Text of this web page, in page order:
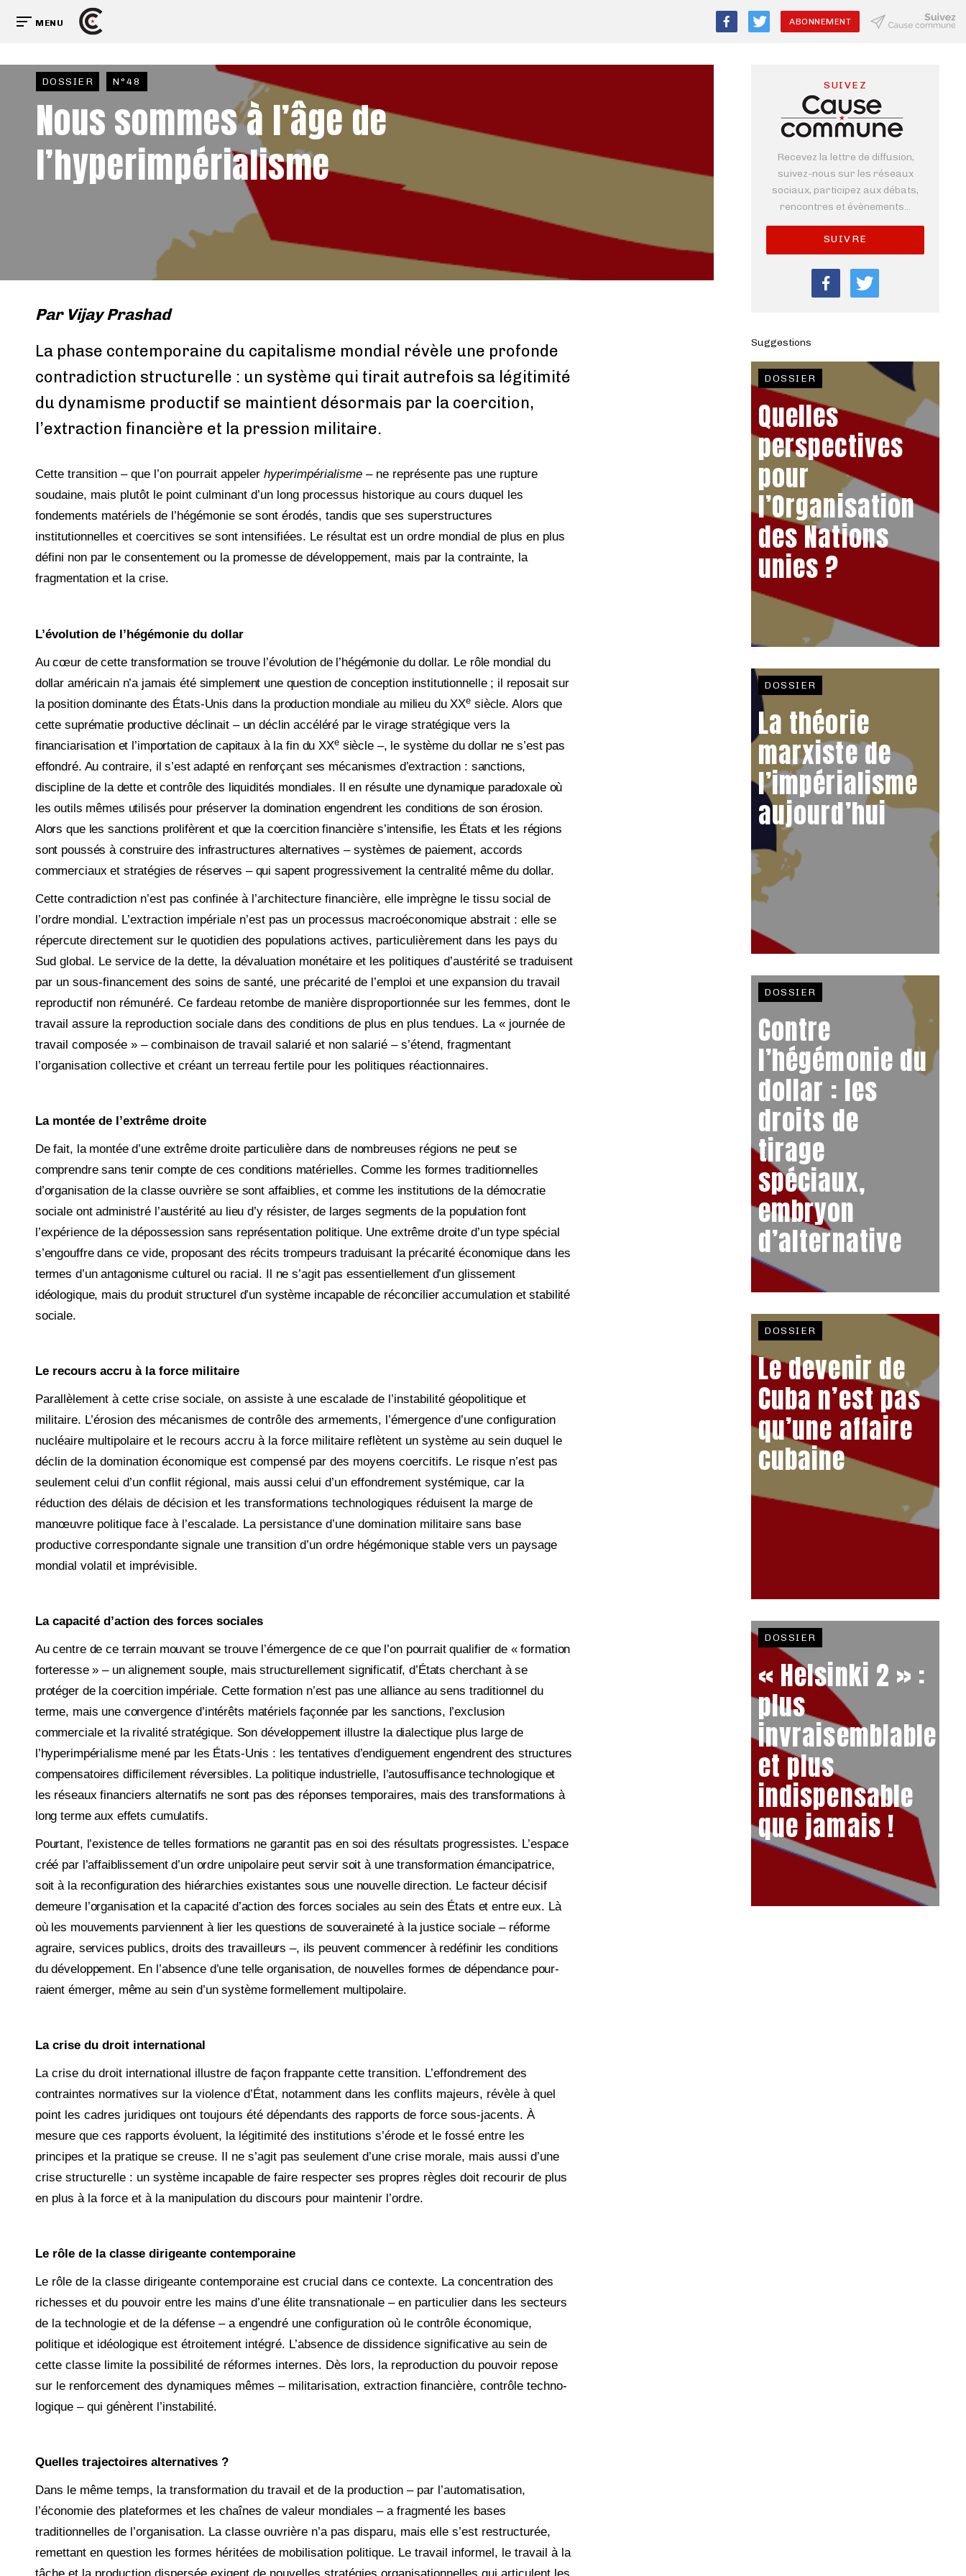
MENU ABONNEMENT
DOSSIER N°48
Nous sommes à l’âge de
l’hyperimpérialisme
Par Vijay Prashad
La phase contemporaine du capitalisme mondial révèle une profonde
contradiction structurelle : un système qui tirait autrefois sa légitimité
du dynamisme productif se maintient désormais par la coercition,
l’extraction financière et la pression militaire.
Cette transition – que l’on pourrait appeler hyperimpérialisme– ne représente pas une rupture
soudaine, mais plutôt le point culmi­nant d’un long processus historique au cours duquel les
fondements matériels de l’hégémonie se sont érodés, tandis que ses super­structures
institutionnelles et coercitives se sont intensifiées. Le résultat est un ordre mondial de plus en plus
défini non par le consentement ou la promesse de développement, mais par la contrainte, la
fragmentation et la crise.
L’évolution de l’hégémonie du dollar
Au cœur de cette transformation se trouve l’évolution de l’hégémonie du dollar. Le rôle mondial du
dollar américain n’a jamais été simplement une question de conception institutionnelle ; il reposait sur
la position dominante des États-Unis dans la production mondiale au milieu du XXe siècle. Alors que
cette suprématie productive déclinait ­– un déclin accéléré par le virage stratégique vers la
financiarisation et l’importation de capitaux à la fin du XXesiècle –, le système du dollar ne s’est pas
effondré. Au contraire, il s’est adapté en renforçant ses mécanismes d’extraction : sanctions,
discipline de la dette et contrôle des liquidités mondiales. Il en résulte une dynamique paradoxale où
les outils mêmes utilisés pour préserver la domination engendrent les conditions de son érosion.
Alors que les sanctions prolifèrent et que la coercition financière s’intensifie, les États et les régions
sont poussés à construire des infrastructures alternatives – systèmes de paiement, accords
commerciaux et stratégies de réserves – qui sapent progressivement la centralité même du dollar.
Cette contradiction n’est pas confinée à l’architecture financière, elle imprègne le tissu social de
l’ordre mondial. L’extraction impériale n’est pas un processus macroéconomique abstrait : elle se
répercute directement sur le quotidien des populations actives, particulièrement dans les pays du
Sud global. Le service de la dette, la dévaluation monétaire et les politiques d’austérité se traduisent
par un sous-financement des soins de ­santé, une précarité de l’emploi et une expansion du travail
reproductif non rémunéré. Ce fardeau retombe de manière disproportionnée sur les femmes, dont le
travail assure la reproduction sociale dans des conditions de plus en plus tendues. La « journée de
travail composée » – combinaison de travail salarié et non salarié – s’étend, fragmentant
l’organisation collective et créant un terreau fertile pour les politiques réactionnaires.
La montée de l’extrême droite
De fait, la montée d’une extrême droite particulière dans de nombreuses régions ne peut se
comprendre­ sans tenir compte de ces conditions matérielles. Comme les formes traditionnelles
d’organisation de la classe ouvrière se sont affaiblies, et comme les institutions de la démocratie
sociale ont administré l’austérité au lieu d’y résister, de larges segments de la population font
l’expérience de la dépossession sans représentation politique. Une extrême droite d’un type spécial
s’engouffre dans ce vide, proposant des récits trompeurs traduisant la précarité économique dans les
termes d’un antagonisme culturel ou racial. Il ne s’agit pas essentiellement d’un glissement
idéologique, mais du produit structurel d’un système incapable de réconcilier accumulation et stabilité
sociale.
Le recours accru à la force militaire
Parallèlement à cette crise sociale, on assiste à une escalade de l’instabilité géopolitique et
militaire. L’érosion des mécanismes de contrôle des armements, l’émergence d’une configuration
nucléaire multipolaire et le recours accru à la force militaire reflètent un système au sein duquel le
déclin de la domination économique est compensé par des moyens coercitifs. Le risque n’est pas
seulement celui d’un conflit régional, mais aussi celui d’un effondrement systémique, car la
réduction des délais de décision et les transformations technologiques réduisent la marge de
manœuvre politique face à l’escalade. La persistance d’une domination militaire sans base
productive correspondante signale une transition d’un ordre hégémonique stable vers un paysage
mondial volatil et imprévisible.
La capacité d’action des forces sociales
Au centre de ce terrain mouvant se trouve l’émer­gence de ce que l’on pourrait qualifier de « formation
forteresse » – un alignement souple, mais structurellement significatif, d’États cherchant à se
protéger de la coercition impériale. Cette formation n’est pas une alliance au sens traditionnel du
terme, mais une convergence d’intérêts matériels façonnée par les sanctions, l’exclusion
commerciale et la rivalité stratégique. Son développement illustre la dialectique plus large de
l’hyperimpérialisme mené par les États-Unis : les tentatives d’endiguement engendrent des structures
compensatoires difficilement réversibles. La politique industrielle, l’autosuffisance technologique et
les réseaux financiers alternatifs ne sont pas des réponses temporaires, mais des transformations à
long terme aux effets cumulatifs.
Pourtant, l’existence de telles formations ne garantit pas en soi des résultats progressistes. L’espace
créé par l’affaiblissement d’un ordre unipolaire peut servir soit à une transformation émancipa­trice,
soit à la reconfiguration des hiérarchies existantes sous une nouvelle direction. Le facteur décisif
demeure l’organisation et la capacité d’action des forces sociales au sein des États et entre eux. Là
où les mouvements parviennent à lier les questions de souveraineté à la justice sociale – réforme
agraire, services publics, droits des travailleurs –, ils peuvent commencer à redéfinir les conditions
du développement. En l’absence d’une telle orga­nisation, de nouvelles formes de dépendance pour­
raient émerger, même au sein d’un système formel­lement multipolaire.
La crise du droit international
La crise du droit international illustre de façon frappante cette transition. L’effondrement des
contraintes normatives sur la violence d’État, notam­ment dans les conflits majeurs, révèle à quel
point les cadres juridiques ont toujours été dépendants des rapports de force sous-jacents. À
mesure que ces rapports évoluent, la légitimité des institutions s’érode et le fossé entre les
principes et la pratique se creuse. Il ne s’agit pas seulement d’une crise morale, mais aussi d’une
crise structurelle : un système incapable de faire respecter ses propres règles doit recourir de plus
en plus à la force et à la manipulation du discours pour maintenir l’ordre.
Le rôle de la classe dirigeante contemporaine
Le rôle de la classe dirigeante contemporaine est crucial dans ce contexte. La concentration des
richesses et du pouvoir entre les mains d’une élite transnationale – en particulier dans les secteurs
de la technologie et de la défense – a engendré une configuration où le contrôle économique,
politique et idéologique est étroitement intégré. L’absence de dissidence significative au sein de
cette classe limite la possibilité de réformes internes. Dès lors, la reproduction du pouvoir repose
sur le renforcement des dynamiques mêmes – mili­tarisation, extraction financière, contrôle techno­
logique – qui génèrent l’instabilité.
Quelles trajectoires alternatives ?
Dans le même temps, la transformation du travail et de la production – par l’automatisation,
l’économie des plateformes et les chaînes de valeur mondiales – a fragmenté les bases
traditionnelles de l’organisation. La classe ouvrière n’a pas dis­paru, mais elle s’est restructurée,
remettant en question les formes héritées de mobilisation poli­tique. Le travail informel, le travail à la
SUIVEZ
Recevez la lettre de diffusion,
suivez-nous sur les réseaux
sociaux, participez aux débats,
rencontres et évènements...
SUIVRE
Suggestions
DOSSIER
Quelles
perspectives
pour
l’Organisation
des Nations
unies ?
DOSSIER
La théorie
marxiste de
l’impérialisme
aujourd’hui
DOSSIER
Contre
l’hégémonie du
dollar : les
droits de
tirage
spéciaux,
embryon
d’alternative
DOSSIER
Le devenir de
Cuba n’est pas
qu’une affaire
cubaine
DOSSIER
« Helsinki 2 » :
plus
invraisemblable
et plus
indispensable
que jamais !